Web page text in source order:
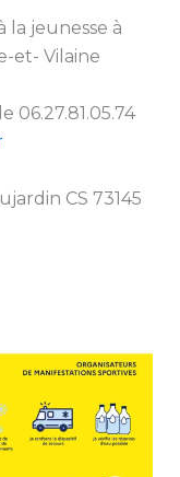
la jeunesse à
et- Vilaine
06.27.81.05.74
CS 73145